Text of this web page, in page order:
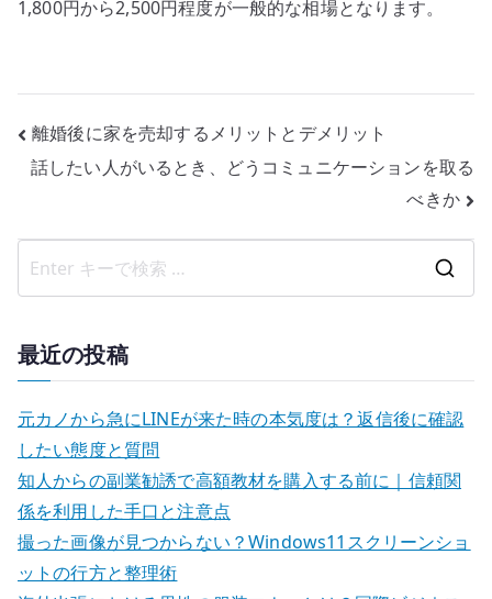
1,800円から2,500円程度が一般的な相場となります。
投
稿
ナ
ビ
ー
シ
ョ
ン
離婚後に家を売却するメリットとデメリット
話したい人がいるとき、どうコミュニケーションを取る
べきか
最近の投稿
元カノから急にLINEが来た時の本気度は？返信後に確認
したい態度と質問
知人からの副業勧誘で高額教材を購入する前に｜信頼関
係を利用した手口と注意点
撮った画像が見つからない？Windows11スクリーンショ
ットの行方と整理術